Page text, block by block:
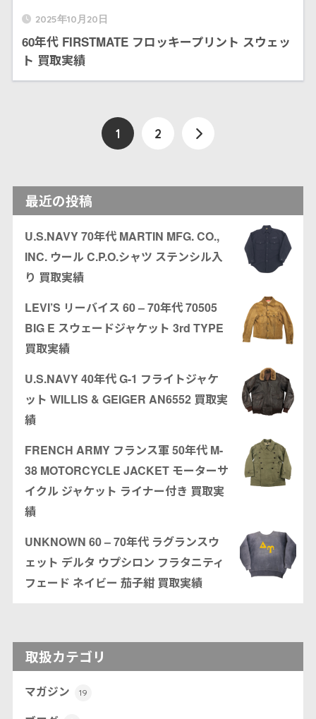
2025年10月20日
60年代 FIRSTMATE フロッキープリント スウェッ
ト 買取実績
1 2
最近の投稿
U.S.NAVY 70年代 MARTIN MFG. CO.,
INC. ウール C.P.O.シャツ ステンシル入
り 買取実績
LEVI’S リーバイス 60 – 70年代 70505
BIG E スウェードジャケット 3rd TYPE
買取実績
U.S.NAVY 40年代 G-1 フライトジャケ
ット WILLIS & GEIGER AN6552 買取実
績
FRENCH ARMY フランス軍 50年代 M-
38 MOTORCYCLE JACKET モーターサ
イクル ジャケット ライナー付き 買取実
績
UNKNOWN 60 – 70年代 ラグランスウ
ェット デルタ ウプシロン フラタニティ
フェード ネイビー 茄子紺 買取実績
取扱カテゴリ
マガジン 19